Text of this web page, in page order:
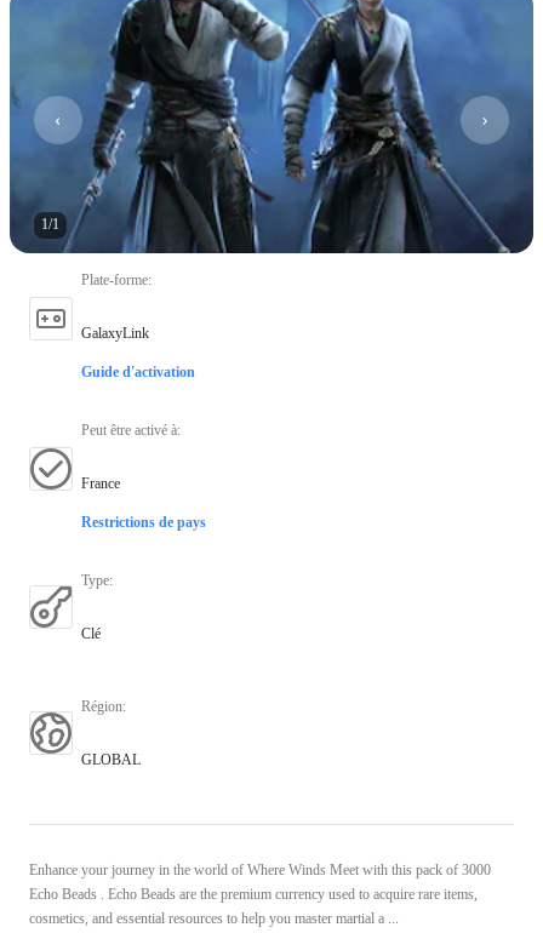
1/1
Plate-forme:
GalaxyLink
Guide d'activation
Peut être activé à:
France
Restrictions de pays
Type:
Clé
Région:
GLOBAL
Enhance your journey in the world of Where Winds Meet with this pack of 3000
Echo Beads . Echo Beads are the premium currency used to acquire rare items,
cosmetics, and essential resources to help you master martial a ...